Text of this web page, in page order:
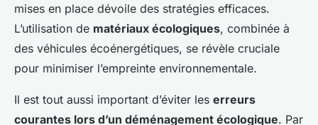
mises en place dévoile des stratégies efficaces.
L’utilisation de matériaux écologiques, combinée à
des véhicules écoénergétiques, se révèle cruciale
pour minimiser l’empreinte environnementale.
Il est tout aussi important d’éviter les erreurs
courantes lors d’un déménagement écologique. Par